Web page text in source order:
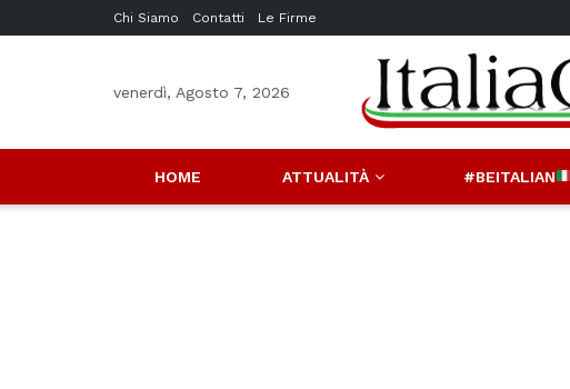
Chi Siamo Contatti Le Firme
venerdì, Agosto 7, 2026
HOME ATTUALITÀ #BEITALIAN